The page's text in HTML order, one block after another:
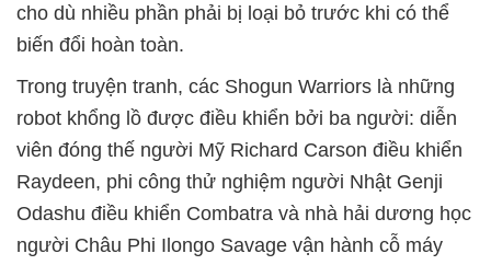
cho dù nhiều phần phải bị loại bỏ trước khi có thể
biến đổi hoàn toàn.
Trong truyện tranh, các Shogun Warriors là những
robot khổng lồ được điều khiển bởi ba người: diễn
viên đóng thế người Mỹ Richard Carson điều khiển
Raydeen, phi công thử nghiệm người Nhật Genji
Odashu điều khiển Combatra và nhà hải dương học
người Châu Phi Ilongo Savage vận hành cỗ máy